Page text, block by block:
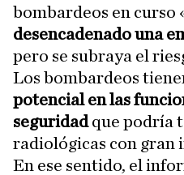
bombardeos en curso
desencadenado una
pero se subraya el
Los bombardeos
potencial en las
seguridadque podría
radiológicas con gran
En ese sentido, el